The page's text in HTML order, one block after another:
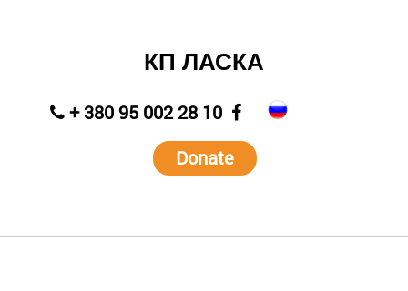
КП ЛАСКА
+ 380 95 002 28 10
Donate